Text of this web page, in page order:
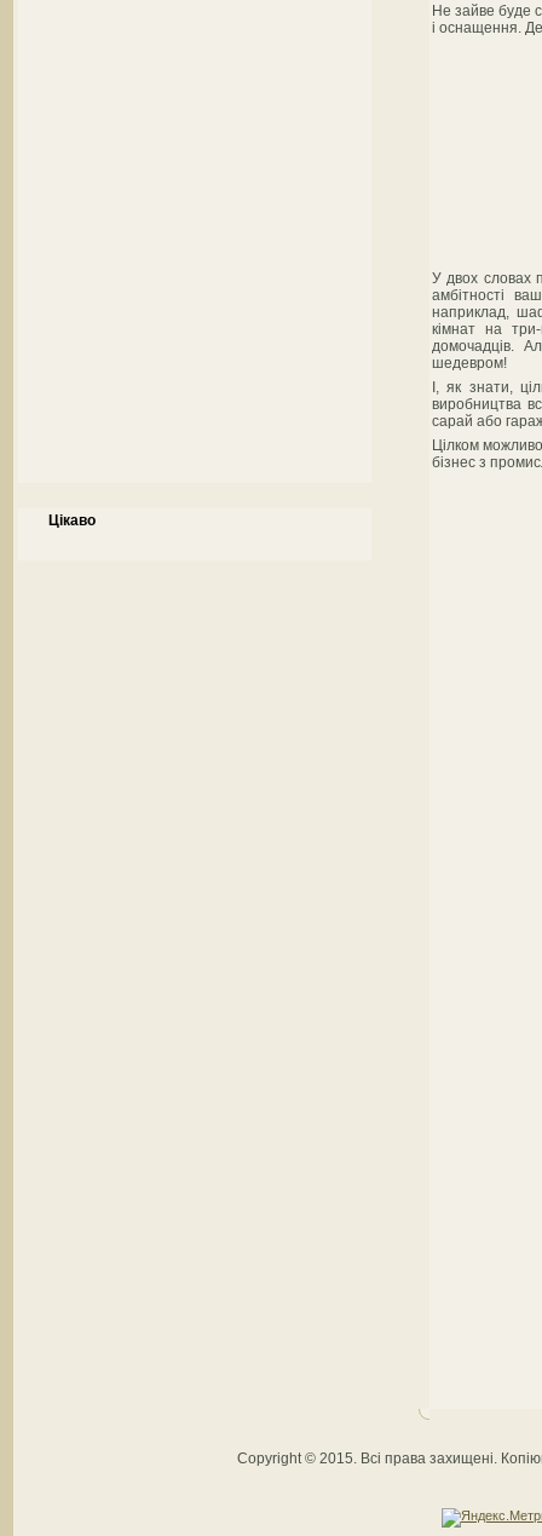
Цікаво
Не зайве буде
і оснащення.
У двох словах
амбітності
наприклад,
кімнат на
домочадців.
шедевром!
І, як знати,
виробництва
сарай або
Цілком
бізнес з
Copyright © 2015. Всі права захищені.